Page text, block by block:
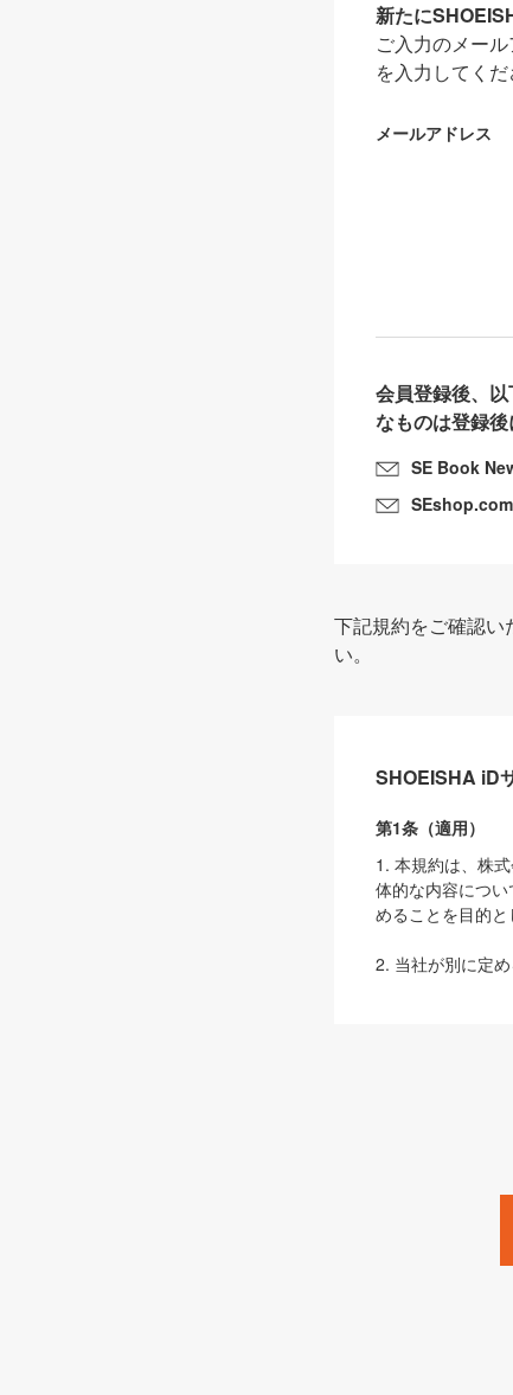
新たに
ご入力のメー
を入力してくだ
メールアドレス
会員登録後、
なものは登録後
SE Book
下記規約をご確認い
い。
SHOEISHA iD
第1条（適用）
1. 本規約は、株
体的な内容につ
めることを目的と
2. 当社が別に定
は、本規約の規
1. 「本サービス
みます）及びこ
「SEBook」「